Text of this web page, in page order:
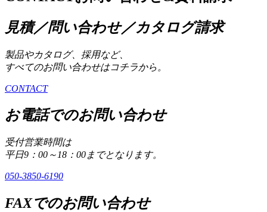
見積／問い合わせ／カタログ請求
製品やカタログ、採用など、
すべてのお問い合わせはコチラから。
CONTACT
お電話でのお問い合わせ
受付営業時間は
平日9：00～18：00までとなります。
050-3850-6190
FAXでのお問い合わせ